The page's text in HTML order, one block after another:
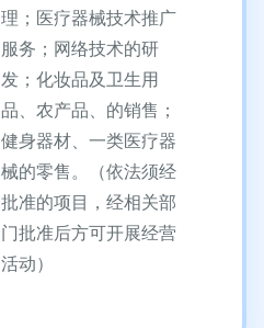
理；医疗器械技术推广
服务；网络技术的研
发；化妆品及卫生用
品、农产品、的销售；
健身器材、一类医疗器
械的零售。（依法须经
批准的项目，经相关部
门批准后方可开展经营
活动）